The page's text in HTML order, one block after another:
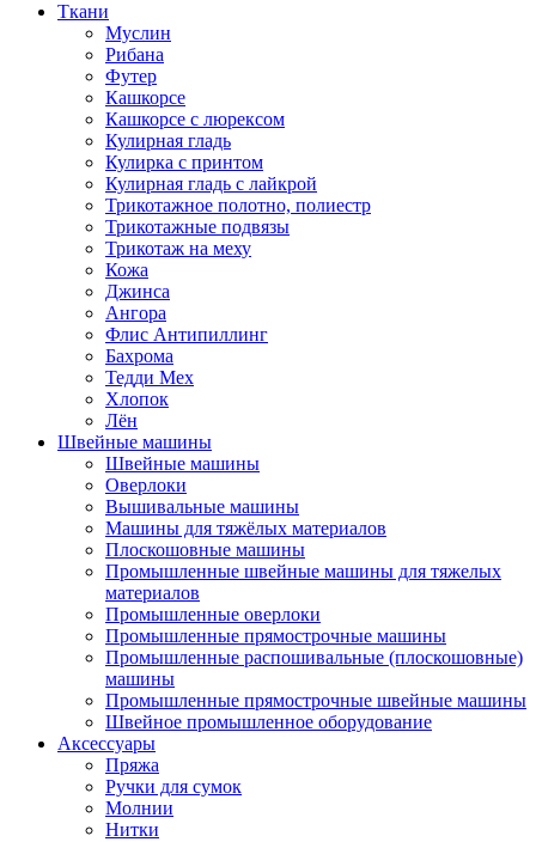
Ткани
Муслин
Рибана
Футер
Кашкорсе
Кашкорсе с люрексом
Кулирная гладь
Кулирка с принтом
Кулирная гладь с лайкрой
Трикотажное полотно, полиестр
Трикотажные подвязы
Трикотаж на меху
Кожа
Джинса
Ангора
Флис Антипиллинг
Бахрома
Тедди Мех
Хлопок
Лён
Швейные машины
Швейные машины
Оверлоки
Вышивальные машины
Машины для тяжёлых материалов
Плоскошовные машины
Промышленные швейные машины для тяжелых
материалов
Промышленные оверлоки
Промышленные прямострочные машины
Промышленные распошивальные (плоскошовные)
машины
Промышленные прямострочные швейные машины
Швейное промышленное оборудование
Аксессуары
Пряжа
Ручки для сумок
Молнии
Нитки